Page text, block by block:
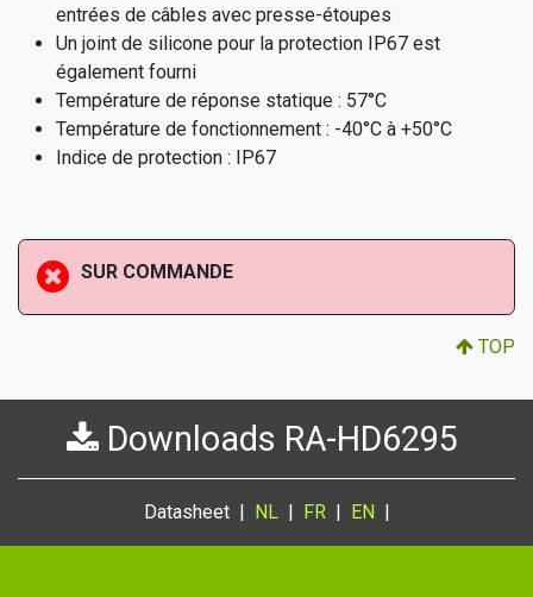
entrées de câbles avec presse-étoupes
​Un joint de silicone pour la protection IP67 est
également fourni
​Température de réponse statique : 57°C
​Température de fonctionnement : -40°C à +50°C
​Indice de protection : IP67
SUR COMMANDE
TOP
Downloads RA-HD6295
Datasheet | NL| FR| EN